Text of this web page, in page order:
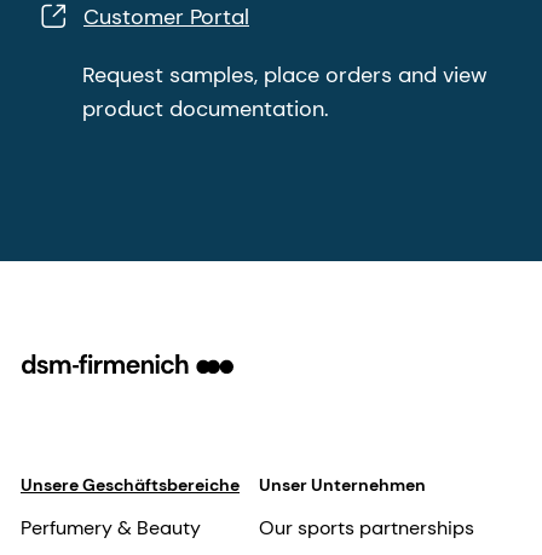
Customer Portal
Request samples, place orders and view
product documentation.
Unsere Geschäftsbereiche
Perfumery & Beauty
Unser Unternehmen
Our sports partnerships